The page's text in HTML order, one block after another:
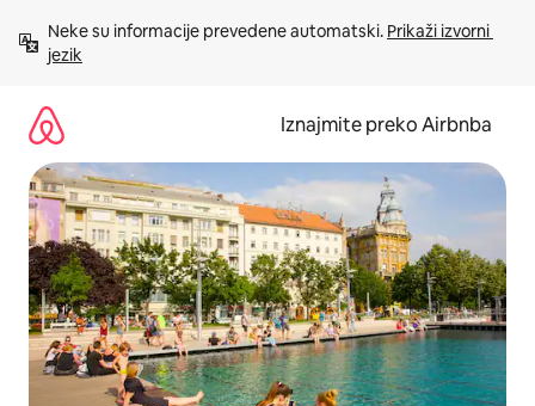
sadržaj
Neke su informacije prevedene automatski. Prikaži izvorni
jezik
Iznajmite preko Airbnba